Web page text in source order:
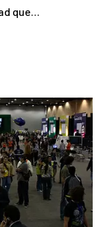
que…